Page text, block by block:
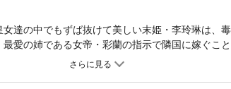
達の中でもずば抜けて美しい末姫・李玲琳は、
最愛の姉である女帝・彩蘭の指示で隣国に嫁ぐ
婚生活を描く、中華後宮婚姻譚！！待望の第10巻